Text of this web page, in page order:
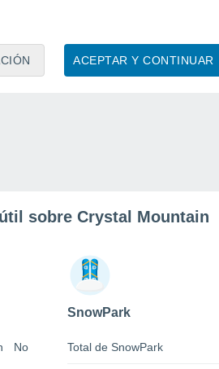
ACEPTAR Y CONTINUAR
sobre Crystal Mountain
No
SnowPark
Total de SnowPark